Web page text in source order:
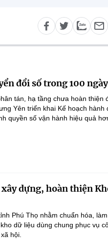
đổi số trong 100 ngày
tán, hạ tầng chưa hoàn thiện
Yên triển khai Kế hoạch hành
quyền số vận hành hiệu quả
dựng, hoàn thiện
Phú Thọ nhằm chuẩn hóa, làm
dữ liệu dùng chung phục vụ
hội.